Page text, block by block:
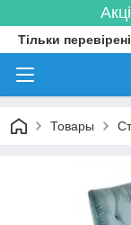
Тільки
Товары